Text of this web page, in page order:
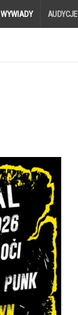
WYWIADY AUDYCJE